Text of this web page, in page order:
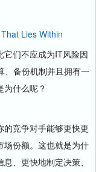
Lies Within
们不应成为IT风险因
、备份机制并且拥有一
为什么呢？
竞争对手能够更快更
场份额。这也就是为什
、更快地制定决策、